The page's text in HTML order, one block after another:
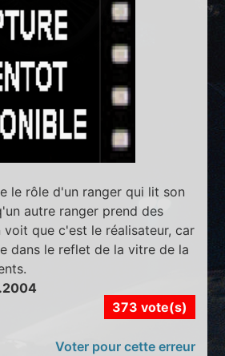
le rôle d'un ranger qui lit son
autre ranger prend des
voit que c'est le réalisateur, car
dans le reflet de la vitre de la
373 vote(s)
Voter pour cette erreur